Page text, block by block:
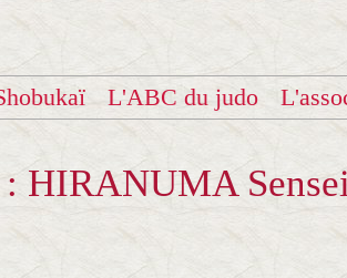
L'ABC du judo
HIRANUMA